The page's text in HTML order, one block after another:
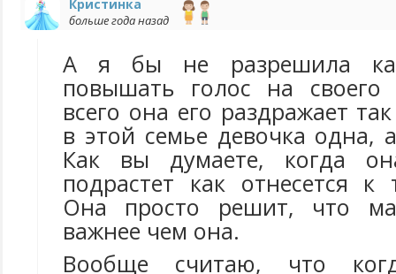
Кристинка
больше года назад
А я бы не разрешила
повышать голос на своего
всего она его раздражает
в этой семье девочка одна,
Как вы думаете, когда
подрастет как отнесется к
Она просто решит, что
важнее чем она.
Вообще считаю, что